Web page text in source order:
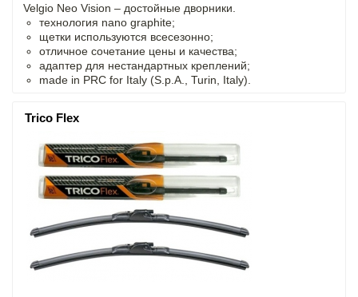
Velgio Neo Vision – достойные дворники.
технология nano graphite;
щетки используются всесезонно;
отличное сочетание цены и качества;
адаптер для нестандартных креплений;
made in PRC for Italy (S.p.A., Turin, Italy).
Trico Flex